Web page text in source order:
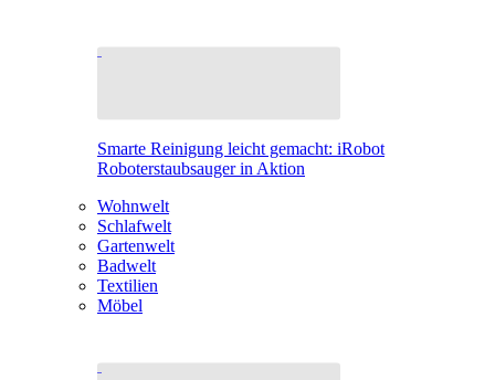
Smarte Reinigung leicht gemacht: iRobot
Roboterstaubsauger in Aktion
Wohnwelt
Schlafwelt
Gartenwelt
Badwelt
Textilien
Möbel